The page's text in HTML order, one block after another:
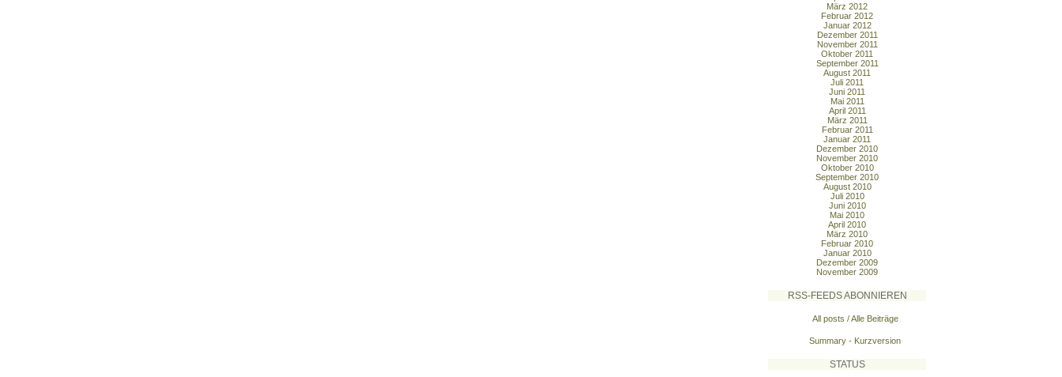
März 2012
Februar 2012
Januar 2012
Dezember 2011
November 2011
Oktober 2011
September 2011
August 2011
Juli 2011
Juni 2011
Mai 2011
April 2011
März 2011
Februar 2011
Januar 2011
Dezember 2010
November 2010
Oktober 2010
September 2010
August 2010
Juli 2010
Juni 2010
Mai 2010
April 2010
März 2010
Februar 2010
Januar 2010
Dezember 2009
November 2009
RSS-FEEDS ABONNIEREN
All posts / Alle Beiträge
Summary - Kurzversion
STATUS